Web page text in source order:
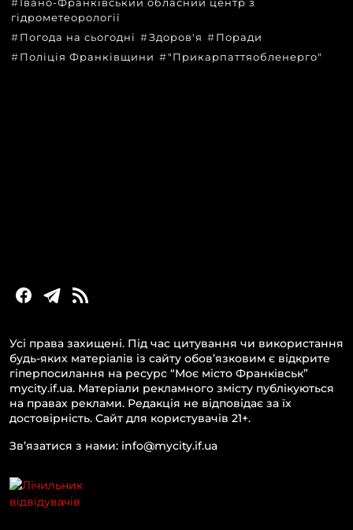
гідрометеорології
Погода на сьогодні
Здоров'я
Поради
Поліція Франківщини
"Прикарпаттяобленерго"
Усі права захищені. Під час цитування чи використання
будь-яких матеріалів із сайту обов’язковим є відкрите
гіперпосилання на ресурс “Моє місто Франківськ”
mycity.if.ua. Матеріали рекламного змісту публікуються
на правах реклами. Редакція не відповідає за їх
достовірність. Сайт для користувачів 21+.
Зв’язатися з нами: info@mycity.if.ua